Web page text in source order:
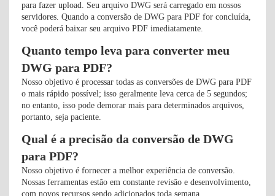
para fazer upload. Seu arquivo DWG será carregado em nossos
servidores. Quando a conversão de DWG para PDF for concluída,
você poderá baixar seu arquivo PDF imediatamente.
Quanto tempo leva para converter meu
DWG para PDF?
Nosso objetivo é processar todas as conversões de DWG para PDF
o mais rápido possível; isso geralmente leva cerca de 5 segundos;
no entanto, isso pode demorar mais para determinados arquivos,
portanto, seja paciente.
Qual é a precisão da conversão de DWG
para PDF?
Nosso objetivo é fornecer a melhor experiência de conversão.
Nossas ferramentas estão em constante revisão e desenvolvimento,
com novos recursos sendo adicionados toda semana.